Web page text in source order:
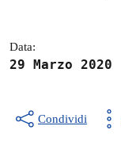
Data:
29 Marzo 2020
Condividi